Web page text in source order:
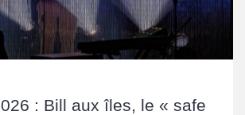
: Bill aux îles, le « safe